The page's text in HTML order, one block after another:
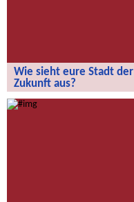
Wie sieht eure Stadt der
Zukunft aus?